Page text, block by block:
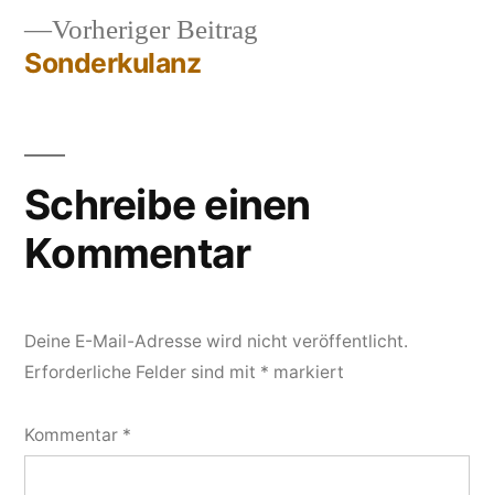
Vorheriger Beitrag
Sonderkulanz
Schreibe einen
Kommentar
Deine E-Mail-Adresse wird nicht veröffentlicht.
Erforderliche Felder sind mit * markiert
Kommentar *